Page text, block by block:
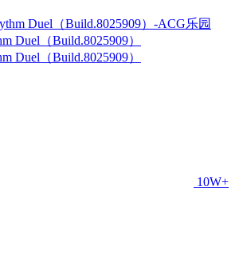
Duel（Build.8025909）
Duel（Build.8025909）
10W+